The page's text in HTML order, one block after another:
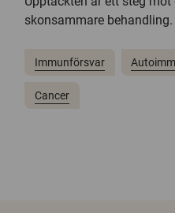
skonsammare behandling.
Immunförsvar
Cancer